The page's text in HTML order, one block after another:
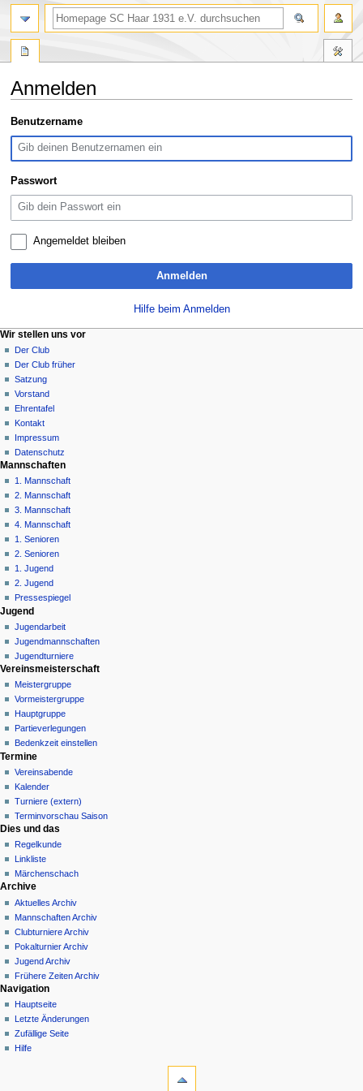
Anmelden
Zur
Navigation
springen
Zur
Suche
springen
Benutzername
Passwort
Angemeldet bleiben
Anmelden
Hilfe beim Anmelden
N
a
v
g
a
i
o
n
s
m
e
n
ü
Seitenaktionen
Spezialseite
Meine Werkzeuge
Anmelden
Suche
Wir stellen uns vor
Der Club
Der Club früher
Satzung
Vorstand
Ehrentafel
Kontakt
Impressum
Datenschutz
Mannschaften
1. Mannschaft
2. Mannschaft
3. Mannschaft
4. Mannschaft
1. Senioren
2. Senioren
1. Jugend
2. Jugend
Pressespiegel
Jugend
Jugendarbeit
Jugendmannschaften
Jugendturniere
Vereinsmeisterschaft
Meistergruppe
Vormeistergruppe
Hauptgruppe
Partieverlegungen
Bedenkzeit einstellen
Termine
Vereinsabende
Kalender
Turniere (extern)
Terminvorschau Saison
Dies und das
Regelkunde
Linkliste
Märchenschach
Archive
Aktuelles Archiv
Mannschaften Archiv
Clubturniere Archiv
Pokalturnier Archiv
Jugend Archiv
Frühere Zeiten Archiv
Navigation
Hauptseite
Letzte Änderungen
Zufällige Seite
Hilfe